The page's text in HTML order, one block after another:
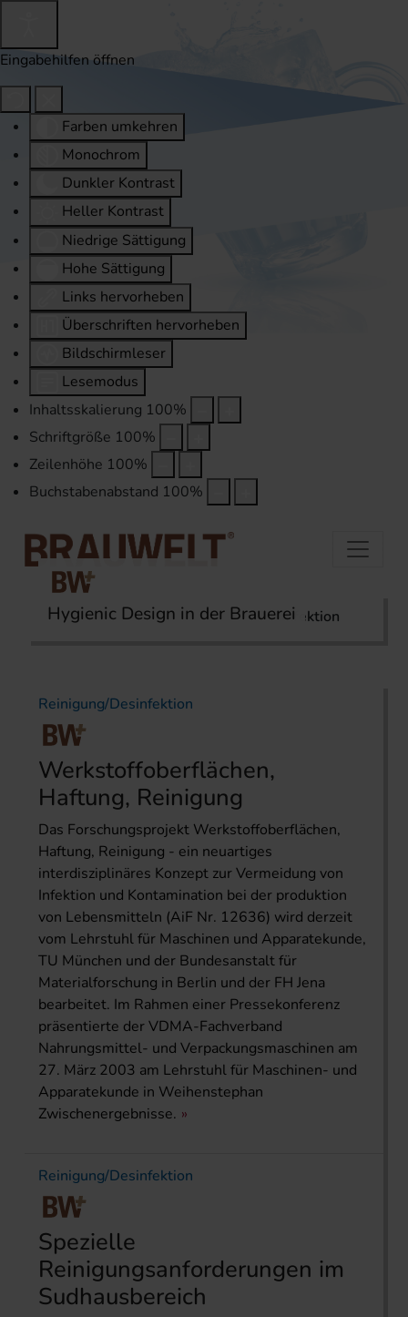
Eingabehilfen öffnen
Farben umkehren
Monochrom
Dunkler Kontrast
Heller Kontrast
Niedrige Sättigung
Hohe Sättigung
Links hervorheben
Überschriften hervorheben
Bildschirmleser
Lesemodus
Inhaltsskalierung 100%
Schriftgröße 100%
Zeilenhöhe 100%
Buchstabenabstand 100%
Startseite Themen Reinigung/Desinfektion
Hygienic Design in der Brauerei
Reinigung/Desinfektion
Werkstoffoberflächen,
Haftung, Reinigung
Das Forschungsprojekt Werkstoffoberflächen,
Haftung, Reinigung - ein neuartiges
interdisziplinäres Konzept zur Vermeidung von
Infektion und Kontamination bei der produktion
von Lebensmitteln (AiF Nr. 12636) wird derzeit
vom Lehrstuhl für Maschinen und Apparatekunde,
TU München und der Bundesanstalt für
Materialforschung in Berlin und der FH Jena
bearbeitet. Im Rahmen einer Pressekonferenz
präsentierte der VDMA-Fachverband
Nahrungsmittel- und Verpackungsmaschinen am
27. März 2003 am Lehrstuhl für Maschinen- und
Apparatekunde in Weihenstephan
Zwischenergebnisse.
Reinigung/Desinfektion
Spezielle
Reinigungsanforderungen im
Sudhausbereich